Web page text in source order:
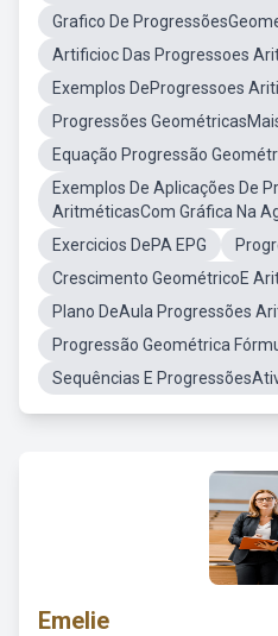
Grafico De
Artificioc Das Progressoes
Exemplos DeProgressoes
Progressões
Equação Progressão
Exemplos De Aplicações De
AritméticasCom Gráfica Na
Exercicios DePA EPG
Crescimento GeométricoE
Plano DeAula Progressões
Progressão Geométrica
Sequências E
Emelie